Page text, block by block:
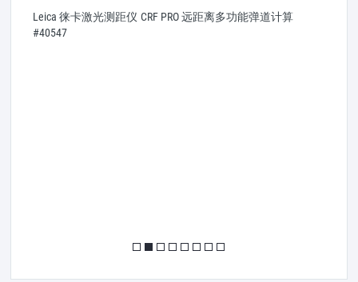
Leica 徕卡激光测距仪 CRF PRO 远距离多功能弹道计算
#40547